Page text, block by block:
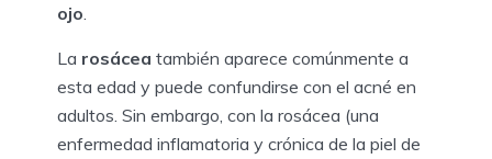
ojo
La rosácea también aparece comúnmente a
esta edad y puede confundirse con el acné en
adultos. Sin embargo, con la rosácea (una
enfermedad inflamatoria y crónica de la piel de